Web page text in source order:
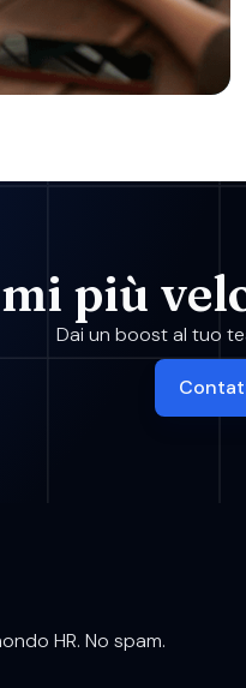
più
Dai un boost al tuo
HR. No spam.